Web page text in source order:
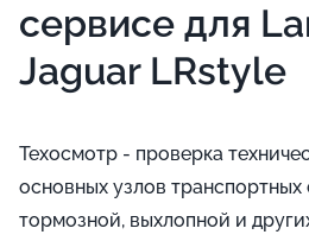
сервисе для
Jaguar LRstyle
Техосмотр - проверка
основных узлов транспортных
тормозной, выхлопной и